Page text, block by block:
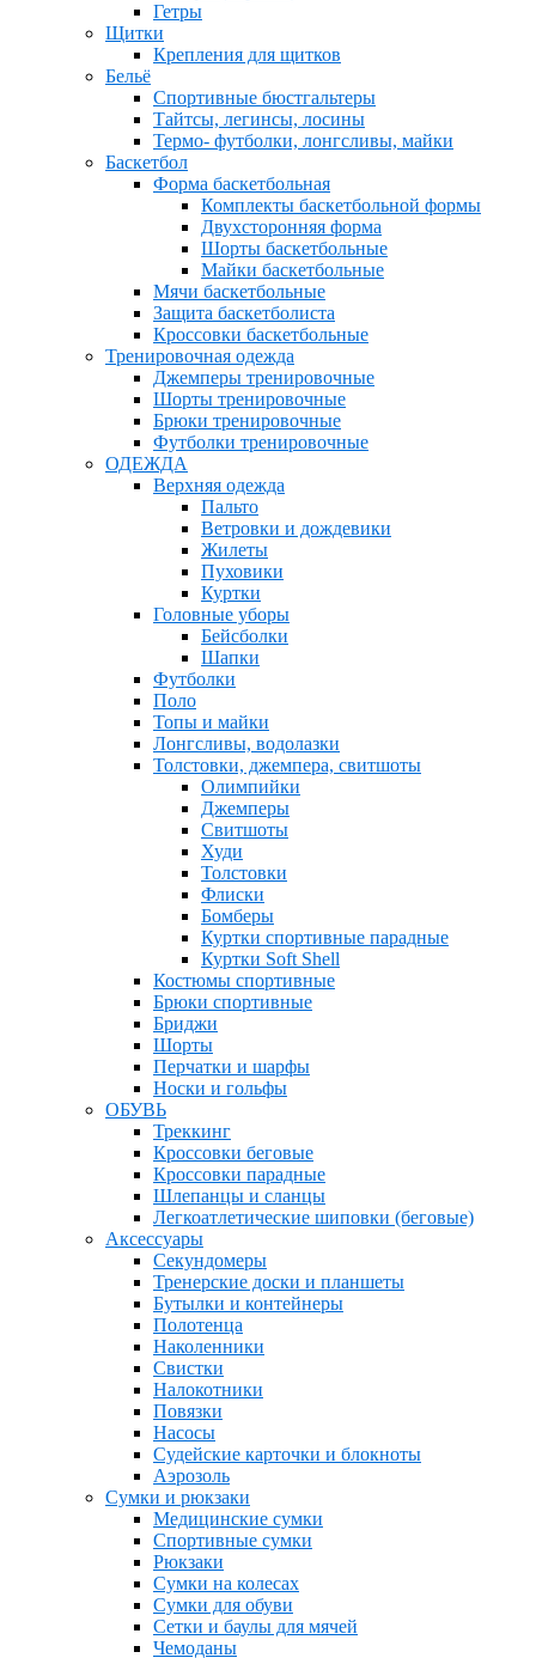
Гетры
Щитки
Крепления для щитков
Бельё
Спортивные бюстгальтеры
Тайтсы, легинсы, лосины
Термо- футболки, лонгсливы, майки
Баскетбол
Форма баскетбольная
Комплекты баскетбольной формы
Двухсторонняя форма
Шорты баскетбольные
Майки баскетбольные
Мячи баскетбольные
Защита баскетболиста
Кроссовки баскетбольные
Тренировочная одежда
Джемперы тренировочные
Шорты тренировочные
Брюки тренировочные
Футболки тренировочные
ОДЕЖДА
Верхняя одежда
Пальто
Ветровки и дождевики
Жилеты
Пуховики
Куртки
Головные уборы
Бейсболки
Шапки
Футболки
Поло
Топы и майки
Лонгсливы, водолазки
Толстовки, джемпера, свитшоты
Олимпийки
Джемперы
Свитшоты
Худи
Толстовки
Флиски
Бомберы
Куртки спортивные парадные
Куртки Soft Shell
Костюмы спортивные
Брюки спортивные
Бриджи
Шорты
Перчатки и шарфы
Носки и гольфы
ОБУВЬ
Треккинг
Кроссовки беговые
Кроссовки парадные
Шлепанцы и сланцы
Легкоатлетические шиповки (беговые)
Аксессуары
Секундомеры
Тренерские доски и планшеты
Бутылки и контейнеры
Полотенца
Наколенники
Свистки
Налокотники
Повязки
Насосы
Судейские карточки и блокноты
Аэрозоль
Сумки и рюкзаки
Медицинские сумки
Спортивные сумки
Рюкзаки
Сумки на колесах
Сумки для обуви
Сетки и баулы для мячей
Чемоданы